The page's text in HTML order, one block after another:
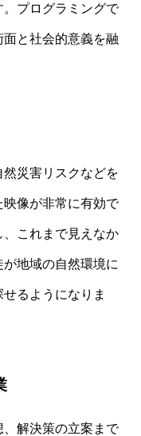
プログラミングで
と社会的意義を融
災害リスクなどを
像が非常に有効で
これまで見えなか
地域の自然環境に
るようになりま
解決策の立案まで